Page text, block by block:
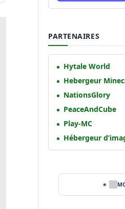
PARTENAIRES
Hytale World
Hebergeur
NationsGlory
PeaceAndCube
Play-MC
Hébergeur